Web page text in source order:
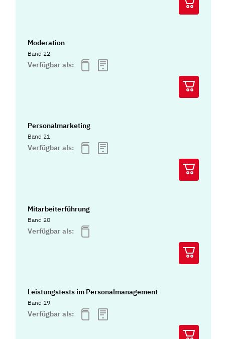
Moderation
Band 22
Verfügbar als:
Personalmarketing
Band 21
Verfügbar als:
Mitarbeiterführung
Band 20
Verfügbar als:
Leistungstests im Personalmanagement
Band 19
Verfügbar als: